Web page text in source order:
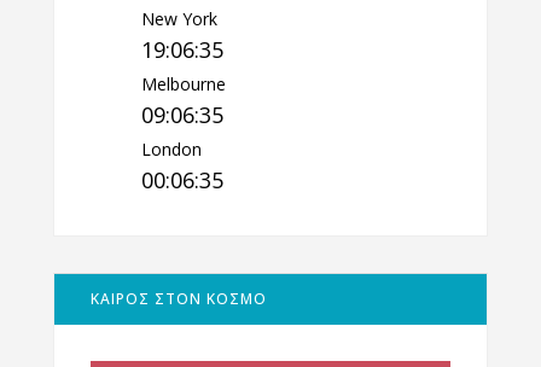
New York
19:06:36
Melbourne
09:06:36
London
00:06:36
ΚΑΙΡΟΣ ΣΤΟΝ ΚΟΣΜΟ